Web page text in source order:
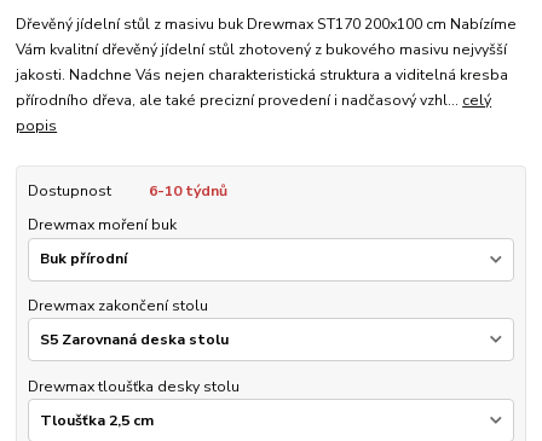
Dřevěný jídelní stůl z masivu buk Drewmax ST170 200x100 cm Nabízíme
Vám kvalitní dřevěný jídelní stůl zhotovený z bukového masivu nejvyšší
jakosti. Nadchne Vás nejen charakteristická struktura a viditelná kresba
přírodního dřeva, ale také precizní provedení i nadčasový vzhl... celý
popis
Dostupnost
6-10 týdnů
Drewmax moření buk
Drewmax zakončení stolu
Drewmax tloušťka desky stolu